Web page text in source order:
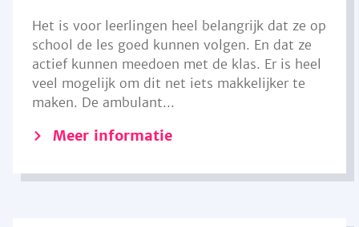
Het is voor leerlingen heel belangrijk dat ze op
school de les goed kunnen volgen. En dat ze
actief kunnen meedoen met de klas. Er is heel
veel mogelijk om dit net iets makkelijker te
maken. De ambulant...
Meer informatie